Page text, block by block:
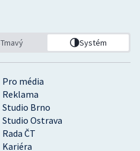
Pro média
Reklama
Studio Brno
Studio Ostrava
Rada ČT
Kariéra
Tmavý Systém